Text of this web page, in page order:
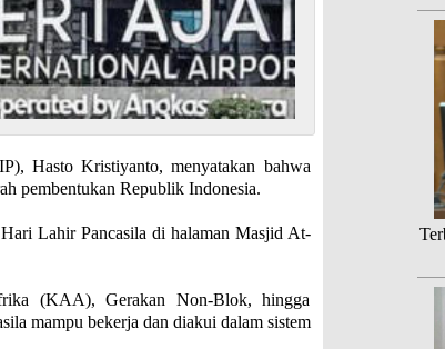
Hasto Kristiyanto, menyatakan bahwa
pembentukan Republik Indonesia.
Lahir Pancasila di halaman Masjid At-
(KAA), Gerakan Non-Blok, hingga
mampu bekerja dan diakui dalam sistem